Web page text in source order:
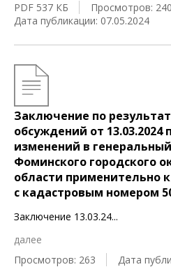
PDF 537 КБ
Просмотров: 240
Дата публикации: 07.05.2024
Заключение по
обсуждений от 13.03.2024
изменений в
Фоминского городского
области применительно
с кадастровым номером
Заключение 13.03.24...
далее
Просмотров: 263
Дата